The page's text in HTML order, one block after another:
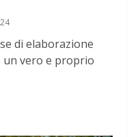
di elaborazione
un vero e proprio